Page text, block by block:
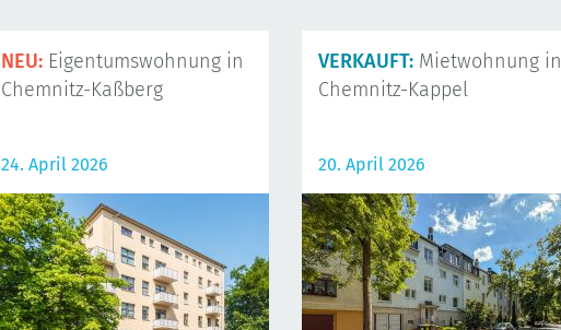
NEU: Eigentumswohnung in
Chemnitz-Kaßberg
24. April 2026
VERKAUFT: Mietwohnung in
Chemnitz-Kappel
20. April 2026